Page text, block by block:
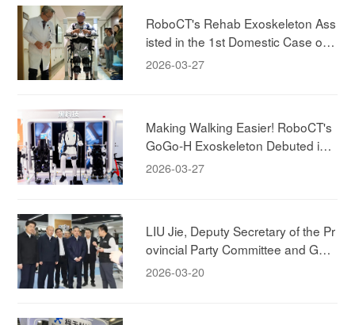
RoboCT's Rehab Exoskeleton Ass
isted in the 1st Domestic Case of
"Brain-Spine-Machine" Integrated
2026-03-27
Making Walking Easier! RoboCT's
GoGo-H Exoskeleton Debuted in
Shanghai!
2026-03-27
LIU Jie, Deputy Secretary of the Pr
ovincial Party Committee and Gov
ernor of the Zhejiang Province, Visi
2026-03-20